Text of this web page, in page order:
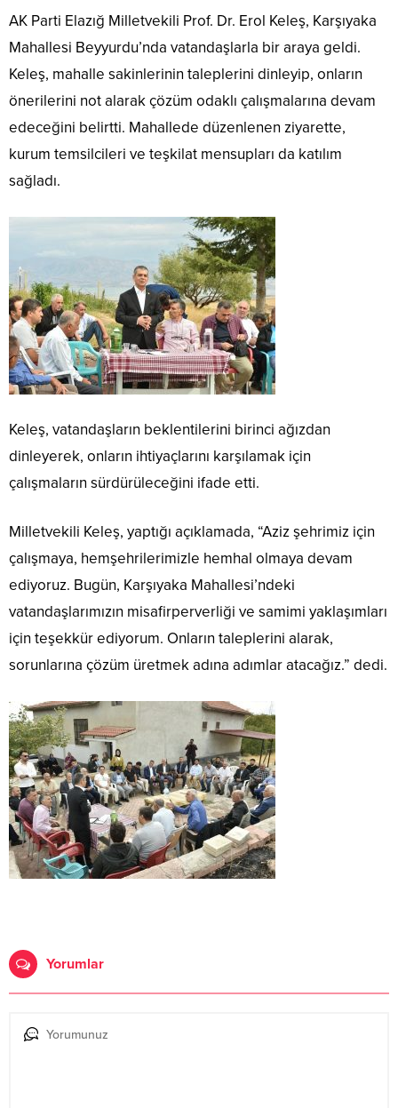
AK Parti Elazığ Milletvekili Prof. Dr. Erol Keleş, Karşıyaka
Mahallesi Beyyurdu’nda vatandaşlarla bir araya geldi.
Keleş, mahalle sakinlerinin taleplerini dinleyip, onların
önerilerini not alarak çözüm odaklı çalışmalarına devam
edeceğini belirtti. Mahallede düzenlenen ziyarette,
kurum temsilcileri ve teşkilat mensupları da katılım
sağladı.
Keleş, vatandaşların beklentilerini birinci ağızdan
dinleyerek, onların ihtiyaçlarını karşılamak için
çalışmaların sürdürüleceğini ifade etti.
Milletvekili Keleş, yaptığı açıklamada, “Aziz şehrimiz için
çalışmaya, hemşehrilerimizle hemhal olmaya devam
ediyoruz. Bugün, Karşıyaka Mahallesi’ndeki
vatandaşlarımızın misafirperverliği ve samimi yaklaşımları
için teşekkür ediyorum. Onların taleplerini alarak,
sorunlarına çözüm üretmek adına adımlar atacağız.” dedi.
Yorumlar